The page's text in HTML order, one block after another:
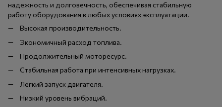
надежность и долговечность, обеспечивая стабильную
работу оборудования в любых условиях эксплуатации.
Высокая производительность.
Экономичный расход топлива.
Продолжительный моторесурс.
Стабильная работа при интенсивных нагрузках.
Легкий запуск двигателя.
Низкий уровень вибраций.